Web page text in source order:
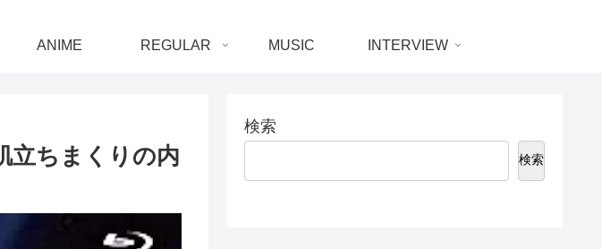
ANIME REGULAR MUSIC INTERVIEW
立ちまくりの内
検索
検索